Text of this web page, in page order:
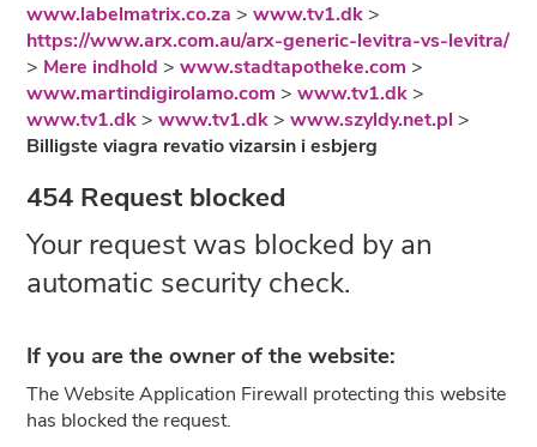
www.labelmatrix.co.za >www.tv1.dk >
https://www.arx.com.au/arx-generic-levitra-vs-levitra/
> Mere indhold >www.stadtapotheke.com >
www.martindigirolamo.com >www.tv1.dk >
www.tv1.dk >www.tv1.dk >www.szyldy.net.pl >
Billigste viagra revatio vizarsin i esbjerg
454 Request blocked
Your request was blocked by an
automatic security check.
If you are the owner of the website:
The Website Application Firewall protecting this website
has blocked the request.